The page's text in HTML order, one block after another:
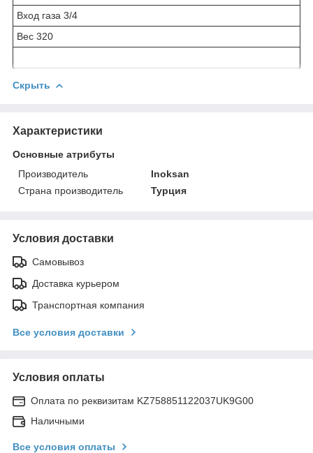
Вход газа 3/4
Вес 320
Скрыть
Характеристики
Основные атрибуты
Производитель
Inoksan
Страна производитель
Турция
Условия доставки
Самовывоз
Доставка курьером
Транспортная компания
Все условия доставки
Условия оплаты
Оплата по реквизитам KZ758851122037UK9G00
Наличными
Все условия оплаты